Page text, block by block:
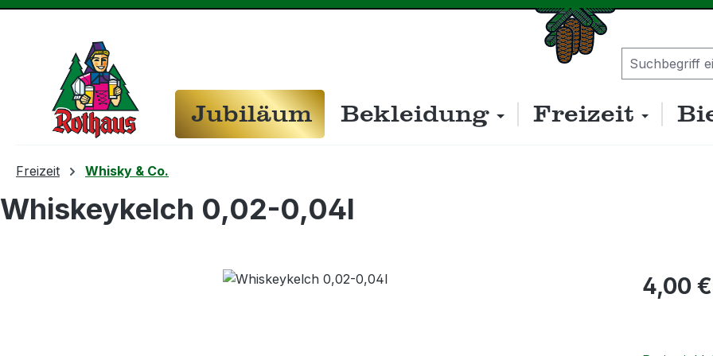
Jubiläum Bekleidung Freizeit
Freizeit Whisky & Co.
Whiskeykelch 0,02-0,04l
Regulärer
4,00 €